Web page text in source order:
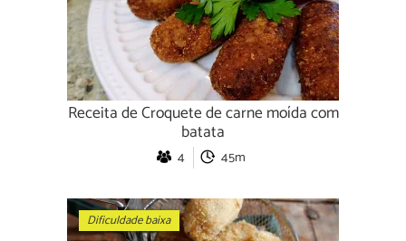
Receita de Croquete de carne moída com
batata
4 45m
Dificuldade baixa